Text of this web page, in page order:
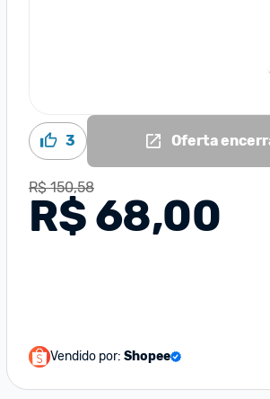
3 Oferta
R$ 150,58
R$ 68,00
Vendido por: Shopee